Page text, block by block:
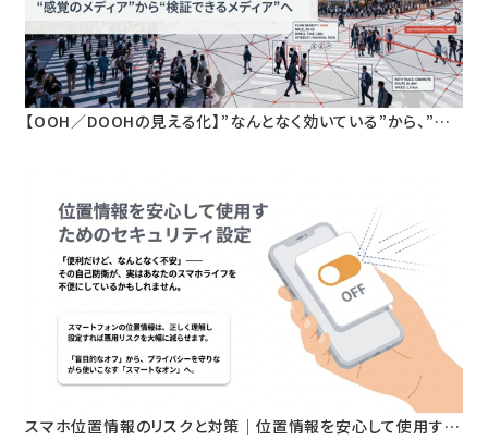
【OOH／DOOHの見える化】”なんとなく効いている”から、”根
スマホ位置情報のリスクと対策｜位置情報を安心して使用する